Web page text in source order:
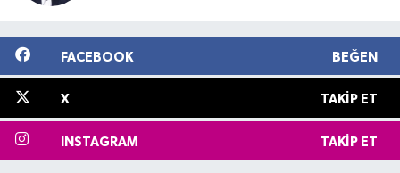
FACEBOOK BEĞEN
X TAKIP ET
INSTAGRAM TAKIP ET